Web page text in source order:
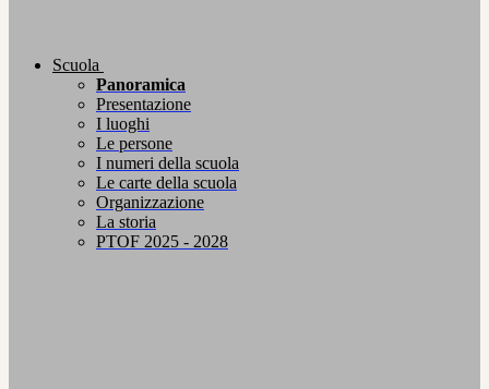
Scuola
Panoramica
Presentazione
I luoghi
Le persone
I numeri della scuola
Le carte della scuola
Organizzazione
La storia
PTOF 2025 - 2028